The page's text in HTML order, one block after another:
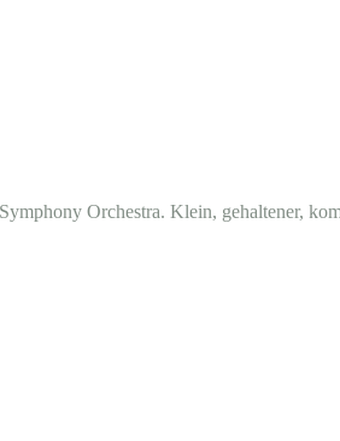
Orchestra. Klein, gehaltener,